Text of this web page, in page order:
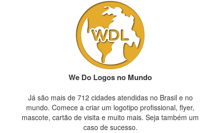
We Do Logos no Mundo
Já são mais de 712 cidades atendidas no Brasil e no
mundo. Comece a criar um logotipo profissional, flyer,
mascote, cartão de visita e muito mais. Seja também um
caso de sucesso.